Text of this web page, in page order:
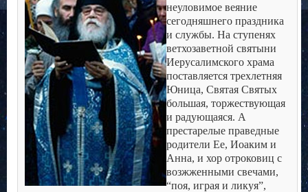
неуловимое веяние
сегодняшнего праздника
и службы. На ступенях
ветхозаветной святыни
Иерусалимского храма
поставляется трехлетняя
Юница, Святая Святых
большая, торжествующая
и радующаяся. А
престарелые праведные
родители Ее, Иоаким и
Анна, и хор отроковиц с
возжженными свечами,
“поя, играя и ликуя”,